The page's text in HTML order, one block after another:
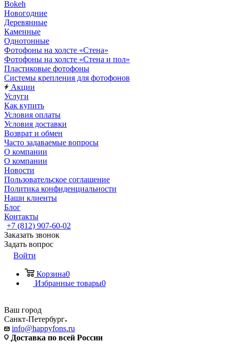
Bokeh
Новогодние
Деревянные
Каменные
Однотонные
Фотофоны на холсте «Стена»
Фотофоны на холсте «Стена и пол»
Пластиковые фотофоны
Системы крепления для фотофонов
Акции
Услуги
Как купить
Условия оплаты
Условия доставки
Возврат и обмен
Часто задаваемые вопросы
О компании
О компании
Новости
Пользовательское соглашение
Политика конфиденциальности
Наши клиенты
Блог
Контакты
+7 (812) 907-60-02
Заказать звонок
Задать вопрос
Войти
Корзина0
Избранные товары0
Ваш город
Санкт-Петербург
info@happyfons.ru
Доставка по всей России